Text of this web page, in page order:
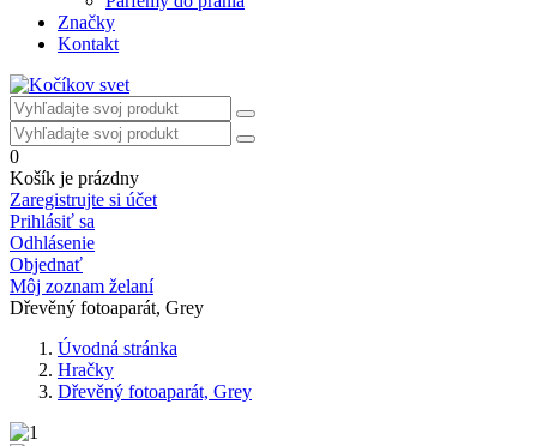
Značky
Kontakt
0
Košík je prázdny
Zaregistrujte si účet
Prihlásiť sa
Odhlásenie
Objednať
Môj zoznam želaní
Dřevěný fotoaparát, Grey
Úvodná stránka
Hračky
Dřevěný fotoaparát, Grey